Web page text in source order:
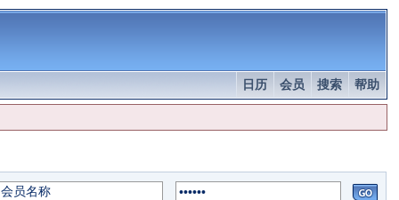
帮助
搜索
会员
日历